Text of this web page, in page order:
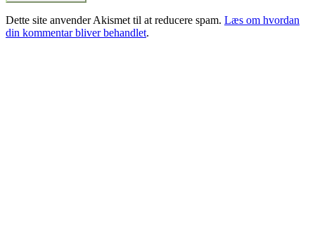
Dette site anvender Akismet til at reducere spam. Læs om hvordan
din kommentar bliver behandlet.